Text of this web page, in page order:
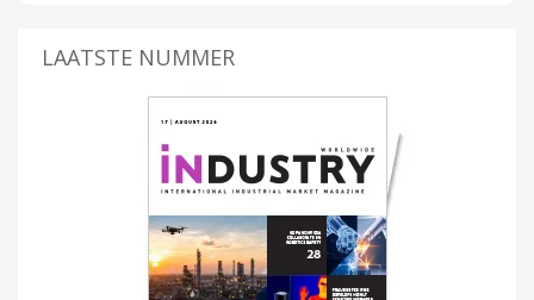
LAATSTE NUMMER